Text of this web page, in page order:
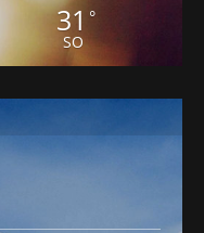
31 °
SO